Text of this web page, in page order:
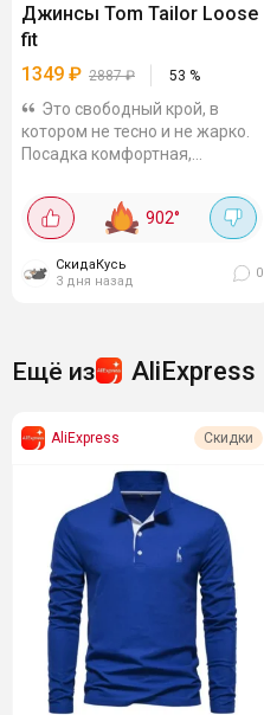
Джинсы Tom Tailor Loose
fit
1349 ₽ 2887₽ 53 %
Это свободный крой, в
котором не тесно и не жарко.
Посадка комфортная,
течение дня сидеть, ходить и
нагибаться комфортно.
Силуэт...
902°
СкидаКусь
3 дня назад
0
Ещё из AliExpress
AliExpress Скидки